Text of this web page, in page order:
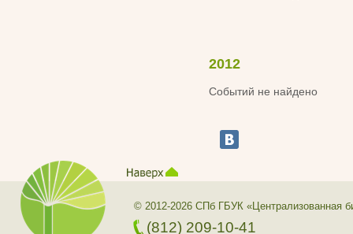
2012
Событий не найдено
© 2012-2026 СПб ГБУК «Централизованная
(812) 209-10-41